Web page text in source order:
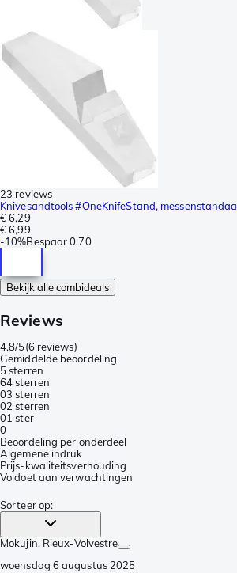
23 reviews
Knivesandtools #OneKnifeStand,
€ 6,29
€ 6,99
-10%Bespaar 0,70
Bekijk alle combideals
Reviews
4.8/5(6 reviews)
Gemiddelde beoordeling
5 sterren
64 sterren
03 sterren
02 sterren
01 ster
0
Beoordeling per onderdeel
Algemene indruk
Prijs-kwaliteitsverhouding
Voldoet aan verwachtingen
Sorteer op:
Mokujin, Rieux-Volvestre
woensdag 6 augustus 2025